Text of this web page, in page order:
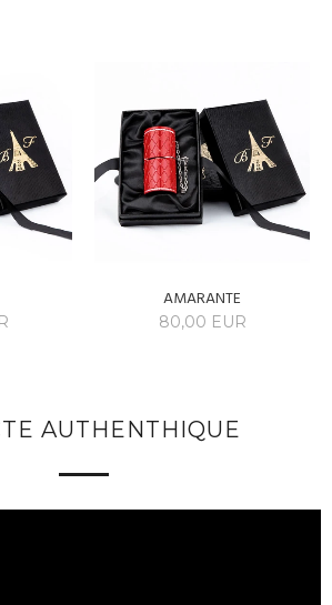
AMARANTE
80,00 EUR
AUTHENTHIQUE